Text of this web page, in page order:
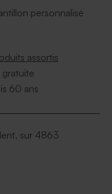
personnalisé
assortis
60 ans
sur 4863